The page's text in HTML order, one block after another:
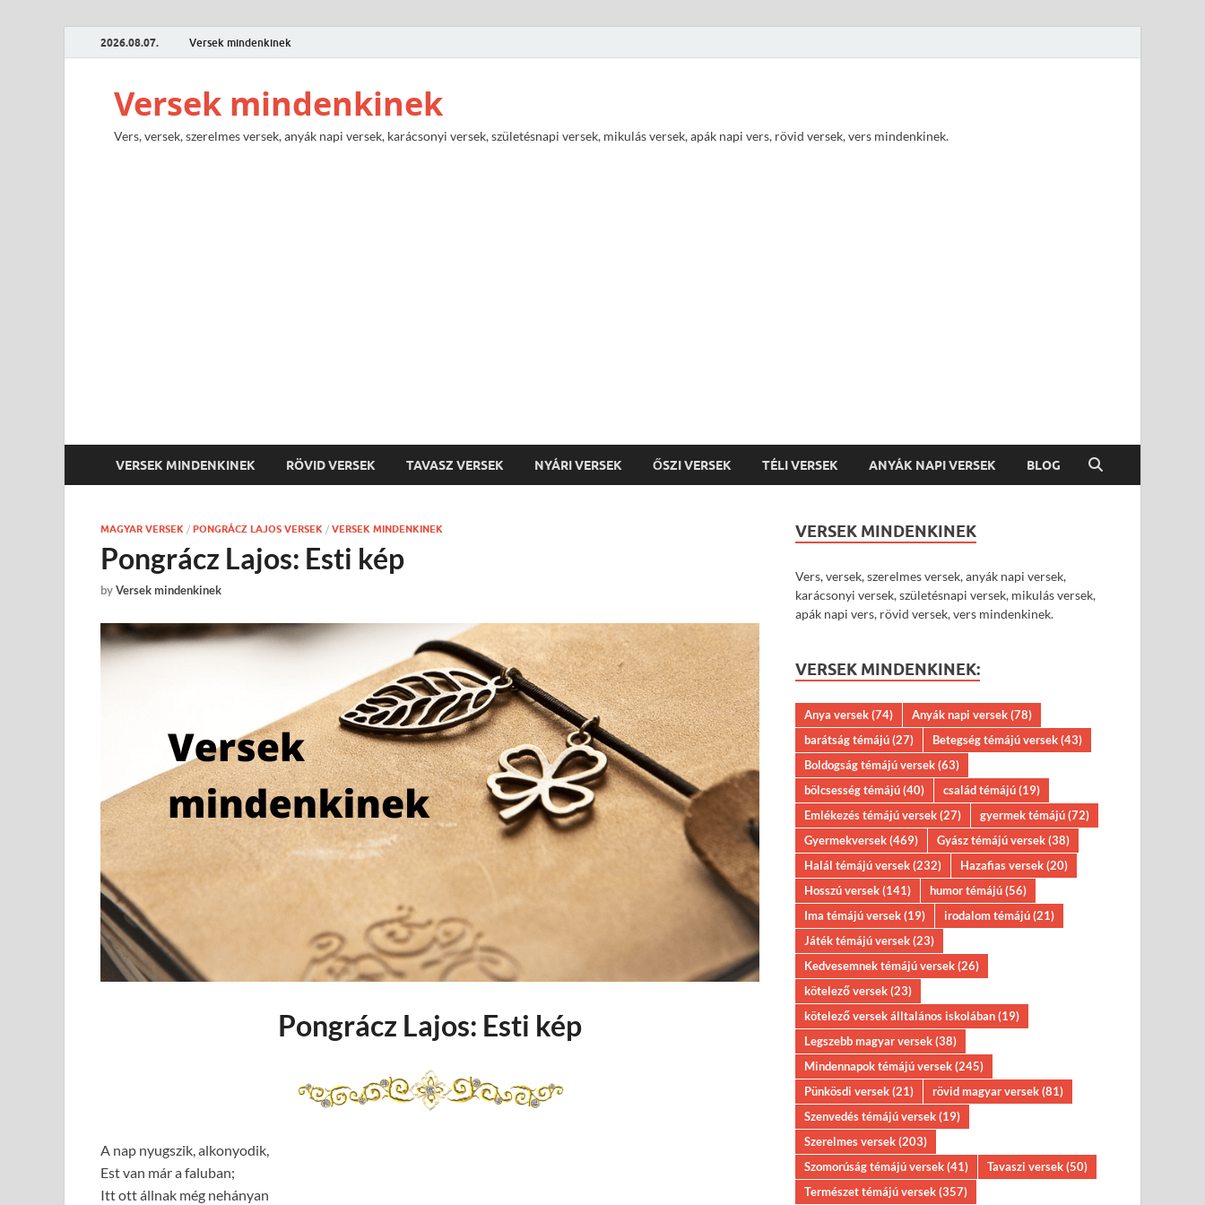
2026.08.07. Versek mindenkinek
Versek mindenkinek
Vers, versek, szerelmes versek, anyák napi versek, karácsonyi versek, születésnapi versek, mikulás versek, apák napi vers, rövid versek, vers mindenkinek.
VERSEK MINDENKINEK RÖVID VERSEK TAVASZ VERSEK NYÁRI VERSEK ŐSZI VERSEK TÉLI VERSEK ANYÁK NAPI VERSEK BLOG
MAGYAR VERSEK / PONGRÁCZ LAJOS VERSEK / VERSEK MINDENKINEK
Pongrácz Lajos: Esti kép
byVersek mindenkinek
Pongrácz Lajos: Esti kép
A nap nyugszik, alkonyodik,
Est van már a faluban;
Itt ott állnak még nehányan
VERSEK MINDENKINEK
Vers, versek, szerelmes versek, anyák napi versek,
karácsonyi versek, születésnapi versek, mikulás versek,
apák napi vers, rövid versek, vers mindenkinek.
VERSEK MINDENKINEK:
Anya versek(74) Anyák napi versek(78)
barátság témájú(27) Betegség témájú versek(43)
Boldogság témájú versek(63)
bölcsesség témájú(40) család témájú(19)
Emlékezés témájú versek(27) gyermek témájú(72)
Gyermekversek(469) Gyász témájú versek(38)
Halál témájú versek(232) Hazafias versek(20)
Hosszú versek(141) humor témájú(56)
Ima témájú versek(19) irodalom témájú(21)
Játék témájú versek(23)
Kedvesemnek témájú versek(26)
kötelező versek(23)
kötelező versek álltalános iskolában(19)
Legszebb magyar versek(38)
Mindennapok témájú versek(245)
Pünkösdi versek(21) rövid magyar versek(81)
Szenvedés témájú versek(19)
Szerelmes versek(203)
Szomorúság témájú versek(41) Tavaszi versek(50)
Természet témájú versek(357)